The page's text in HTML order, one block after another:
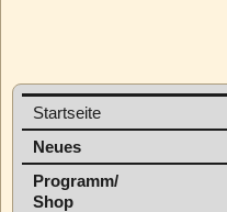
Startseite
Neues
Programm/
Shop